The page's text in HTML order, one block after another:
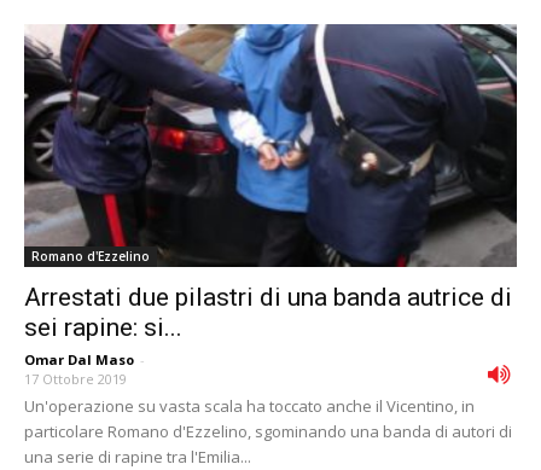
Romano d'Ezzelino
Arrestati due pilastri di una banda autrice di
sei rapine: si...
Omar Dal Maso -
17 Ottobre 2019
Un'operazione su vasta scala ha toccato anche il Vicentino, in
particolare Romano d'Ezzelino, sgominando una banda di autori di
una serie di rapine tra l'Emilia...